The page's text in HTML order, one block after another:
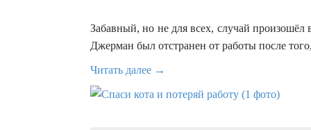
Забавный, но не для всех, случай
Джерман был отстранен от работы после
Читать далее →